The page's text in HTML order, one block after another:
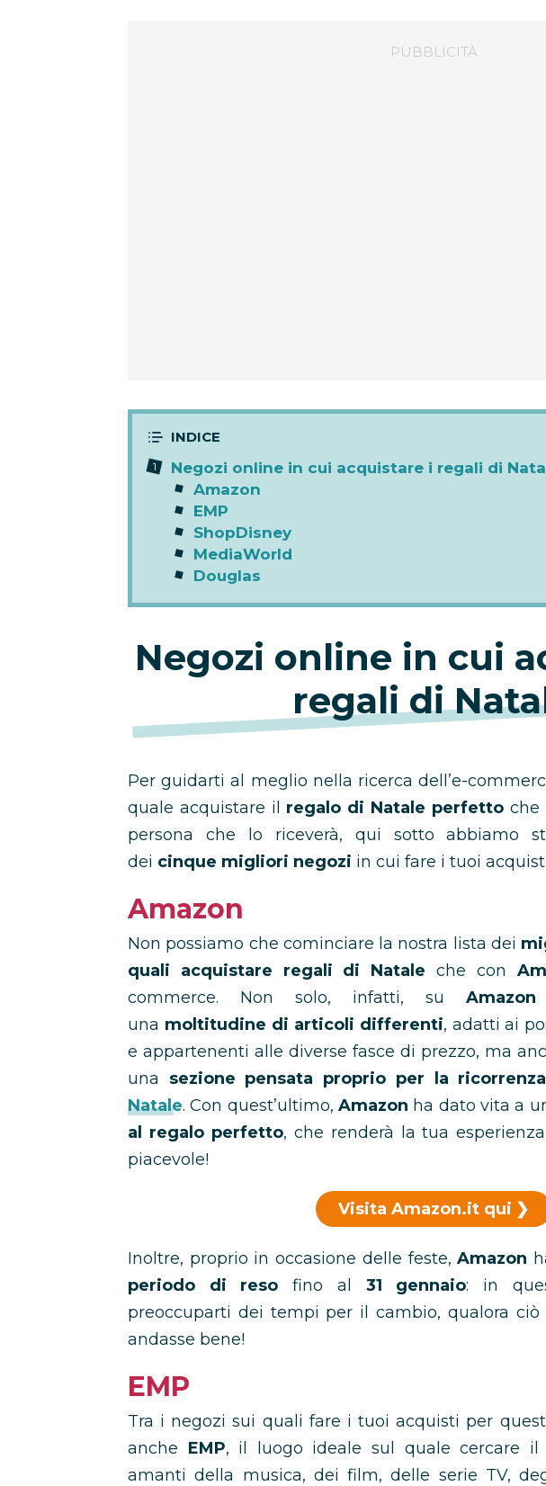
Negozi online in cui acquistare i regali di
Amazon
EMP
ShopDisney
MediaWorld
Douglas
Negozi online in cui
regali di
Per guidarti al meglio nella ricerca dell’e-
quale acquistare il regalo di Natale perfettoche
persona che lo riceverà, qui sotto abbiamo
dei cinque migliori negozi in cui fare i tuoi
Amazon
Non possiamo che cominciare la nostra lista dei
quali acquistare regali di Natale che con
commerce. Non solo, infatti, su Amazon
una moltitudine di articoli differenti, adatti ai
e appartenenti alle diverse fasce di prezzo, ma
una sezione pensata proprio per la ricorrenza
Natale. Con quest’ultimo, Amazon ha dato vita a
al regalo perfetto, che renderà la tua
piacevole!
Visita Amazon.it qui
Inoltre, proprio in occasione delle feste,Amazon
periodo di reso fino al 31 gennaio: in
preoccuparti dei tempi per il cambio, qualora
andasse bene!
EMP
Tra i negozi sui quali fare i tuoi acquisti per
anche EMP, il luogo ideale sul quale cercare
amanti della musica, dei film, delle serie TV,